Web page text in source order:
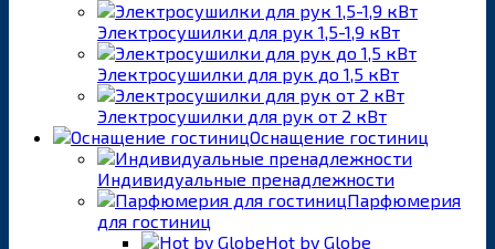
Электросушилки для рук 1,5-1,9 кВт
Электросушилки для рук до 1,5 кВт
Электросушилки для рук от 2 кВт
Оснащение гостиниц
Индивидуальные пренадлежности
Парфюмерия
для гостиниц
Hot by Globe